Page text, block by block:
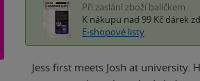
Při zaslání zboží balíčkem
K nákupu nad 99 Kč dárek
E-shopové listy
Jess first meets Josh at